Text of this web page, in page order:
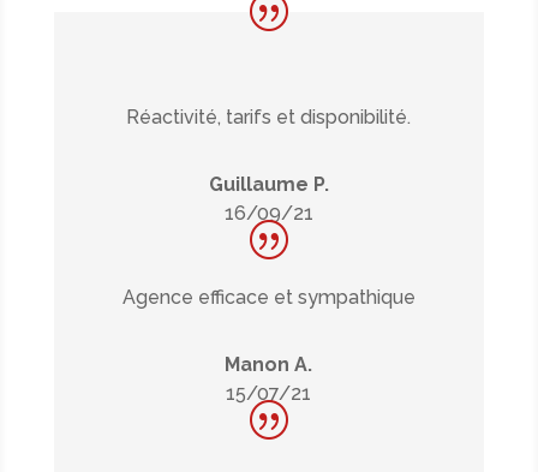
Réactivité, tarifs et disponibilité.
Guillaume P.
16/09/21
Agence efficace et sympathique
Manon A.
15/07/21